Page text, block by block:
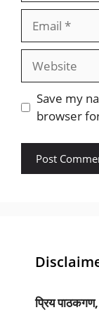
Website
Save my
browser
प्रिय पाठकगण,